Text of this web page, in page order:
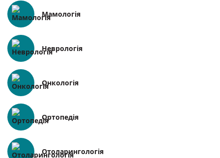
Мамологія
Неврологія
Онкологія
Ортопедія
Отоларингологія